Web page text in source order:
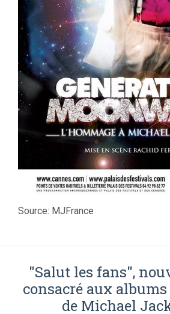
Source: MJFrance
"Salut les fans",
consacré aux
de Michael